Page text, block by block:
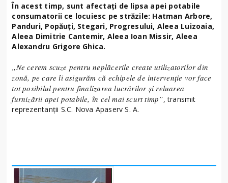
În acest timp, sunt afectați de lipsa apei potabile
consumatorii ce locuiesc pe străzile: Hatman Arbore,
Panduri, Popăuți, Stegari, Progresului, Aleea Luizoaia,
Aleea Dimitrie Cantemir, Aleea Ioan Missir, Aleea
Alexandru Grigore Ghica.
„Ne cerem scuze pentru neplăcerile create utilizatorilor din
zonă, pe care îi asigurăm că echipele de intervenție vor face
tot posibilul pentru finalizarea lucrărilor și reluarea
furnizării apei potabile, în cel mai scurt timp”, transmit
reprezentanții S.C. Nova Apaserv S. A.